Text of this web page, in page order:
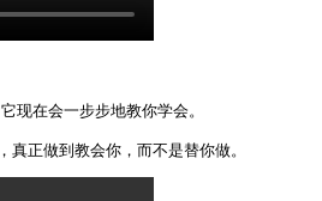
在会一步步地教你学会。
真正做到教会你，而不是替你做。